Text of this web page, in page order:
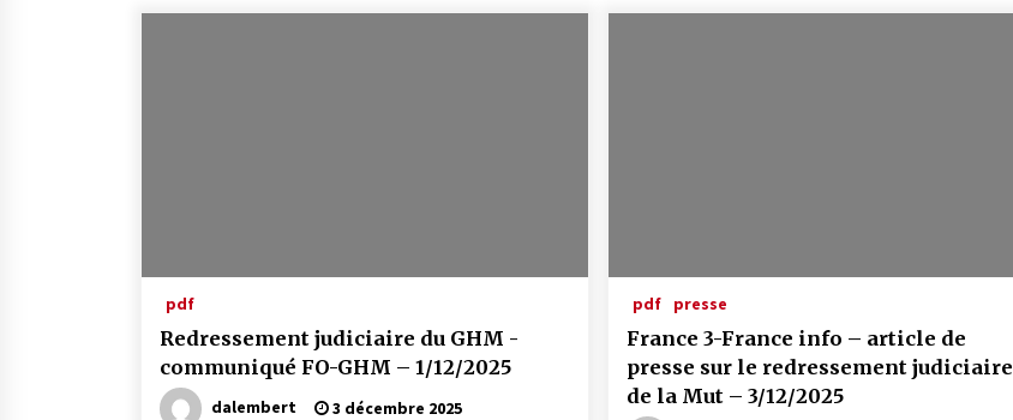
pdf
Redressement judiciaire du GHM -
communiqué FO-GHM – 1/12/2025
dalembert 3 décembre 2025
pdf presse
France 3-France info – article de
presse sur le redressement judiciaire
de la Mut – 3/12/2025